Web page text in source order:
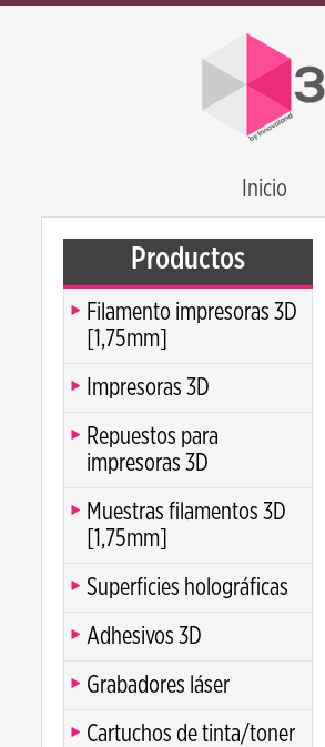
Inicio
Productos
Filamento impresoras 3D
[1,75mm]
Impresoras 3D
Repuestos para
impresoras 3D
Muestras filamentos 3D
[1,75mm]
Superficies holográficas
Adhesivos 3D
Grabadores láser
Cartuchos de tinta/toner